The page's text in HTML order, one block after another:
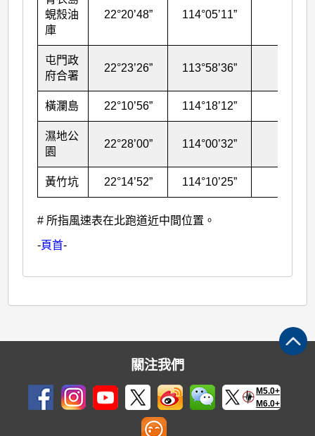
蜆殼油
庫
22°20’48” 114°05’11”
屯門政
府合署
22°23’26” 113°58’36”
橫瀾島 22°10’56” 114°18’12”
濕地公
園
22°28’00” 114°00’32”
黃竹坑 22°14’52” 114°10’25”
# 所指風速表在北跑道近中間位置。
-頁首-
關注我們
M5.0+
M6.0+